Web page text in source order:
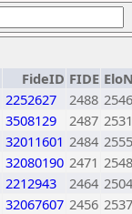
FideID FIDE
2252627 2488 2546
3508129 2487 2531
32011601 2484 2555
32080190 2471 2548
2212943 2464 2504
32067607 2456 2537